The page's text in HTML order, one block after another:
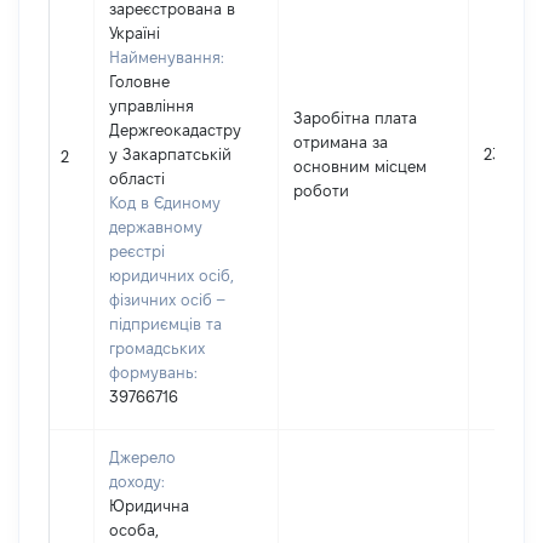
2
зареєстрована в
Україні
Найменування:
Головне
управління
Держгеокадастру
у Закарпатській
області
Код в Єдиному
державному
реєстрі
юридичних осіб,
фізичних осіб –
підприємців та
громадських
формувань:
39766716
Заробітна плата
отримана за
основним місцем
роботи
230669
Джерело
доходу:
Юридична
особа,